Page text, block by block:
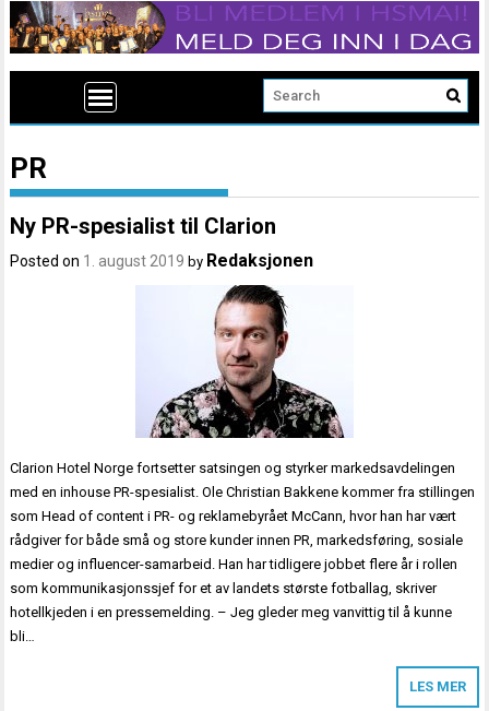
PR
Ny PR-spesialist til Clarion
Posted on 1. august 2019 by Redaksjonen
Clarion Hotel Norge fortsetter satsingen og styrker markedsavdelingen
med en inhouse PR-spesialist. Ole Christian Bakkene kommer fra stillingen
som Head of content i PR- og reklamebyrået McCann, hvor han har vært
rådgiver for både små og store kunder innen PR, markedsføring, sosiale
medier og influencer-samarbeid. Han har tidligere jobbet flere år i rollen
som kommunikasjonssjef for et av landets største fotballag, skriver
hotellkjeden i en pressemelding. – Jeg gleder meg vanvittig til å kunne
bli…
LES MER